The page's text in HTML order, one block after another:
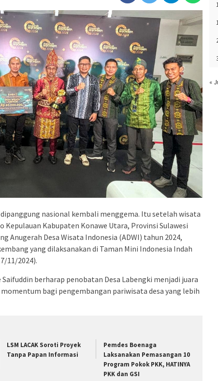
dipanggung nasional kembali menggema. Itu setelah wisata
Kepulauan Kabupaten Konawe Utara, Provinsi Sulawesi
Anugerah Desa Wisata Indonesia (ADWI) tahun 2024,
yang dilaksanakan di Taman Mini Indonesia Indah
11/2024).
berharap penobatan Desa Labengki menjadi juara
momentum bagi pengembangan pariwisata desa yang lebih
LSM LACAK Soroti Proyek
Tanpa Papan Informasi
Pemdes Boenaga
Laksanakan Pemasangan 10
Program Pokok PKK, HATINYA
PKK dan GSI
«